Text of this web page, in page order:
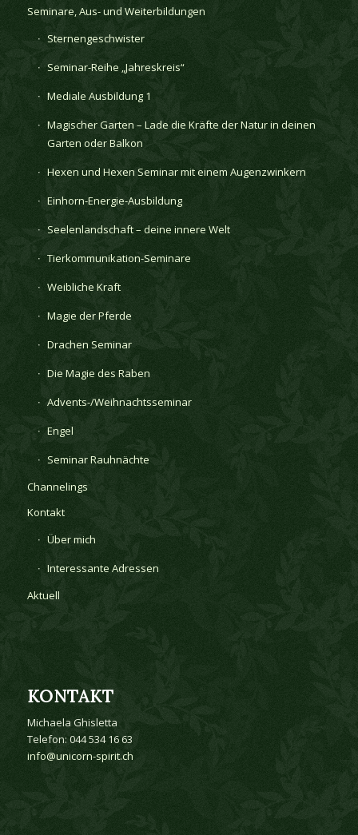
Seminare, Aus- und Weiterbildungen
Sternengeschwister
Seminar-Reihe „Jahreskreis“
Mediale Ausbildung 1
Magischer Garten – Lade die Kräfte der Natur in deinen
Garten oder Balkon
Hexen und Hexen Seminar mit einem Augenzwinkern
Einhorn-Energie-Ausbildung
Seelenlandschaft – deine innere Welt
Tierkommunikation-Seminare
Weibliche Kraft
Magie der Pferde
Drachen Seminar
Die Magie des Raben
Advents-/Weihnachtsseminar
Engel
Seminar Rauhnächte
Channelings
Kontakt
Über mich
Interessante Adressen
Aktuell
KONTAKT
Michaela Ghisletta
Telefon: 044 534 16 63
info@unicorn-spirit.ch